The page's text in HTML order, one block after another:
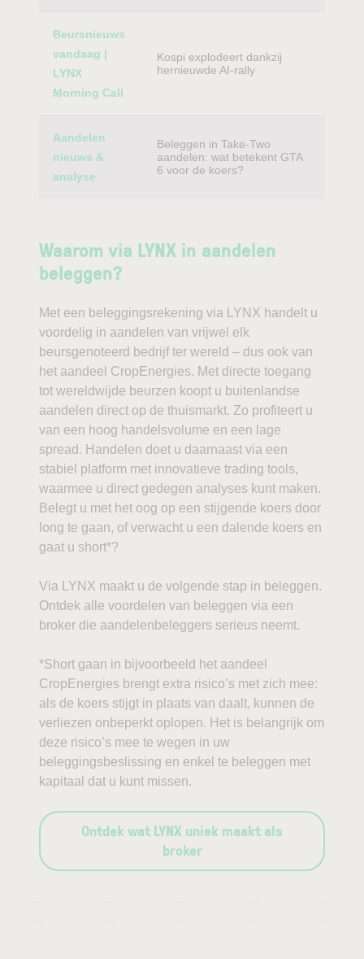
Beursnieuws
vandaag |
LYNX
Morning Call
Kospi explodeert dankzij
hernieuwde AI-rally
Aandelen
nieuws &
analyse
Beleggen in Take-Two
aandelen: wat betekent GTA
6 voor de koers?
Waarom via LYNX in aandelen
beleggen?
Met een beleggingsrekening via LYNX handelt u
voordelig in aandelen van vrijwel elk
beursgenoteerd bedrijf ter wereld – dus ook van
het aandeel CropEnergies. Met directe toegang
tot wereldwijde beurzen koopt u buitenlandse
aandelen direct op de thuismarkt. Zo profiteert u
van een hoog handelsvolume en een lage
spread. Handelen doet u daarnaast via een
stabiel platform met innovatieve trading tools,
waarmee u direct gedegen analyses kunt maken.
Belegt u met het oog op een stijgende koers door
long te gaan, of verwacht u een dalende koers en
gaat u short*?
Via LYNX maakt u de volgende stap in beleggen.
Ontdek alle voordelen van beleggen via een
broker die aandelenbeleggers serieus neemt.
*Short gaan in bijvoorbeeld het aandeel
CropEnergies brengt extra risico’s met zich mee:
als de koers stijgt in plaats van daalt, kunnen de
verliezen onbeperkt oplopen. Het is belangrijk om
deze risico’s mee te wegen in uw
beleggingsbeslissing en enkel te beleggen met
kapitaal dat u kunt missen.
Ontdek wat LYNX uniek maakt als
broker